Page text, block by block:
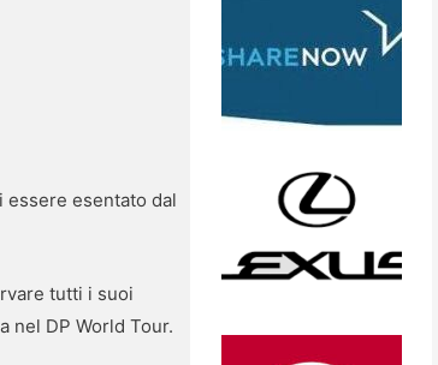
essere esentato dal
tutti i suoi
nel DP World Tour.